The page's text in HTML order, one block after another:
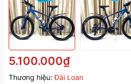
5.100.000₫
Thương hiệu: Đài Loan